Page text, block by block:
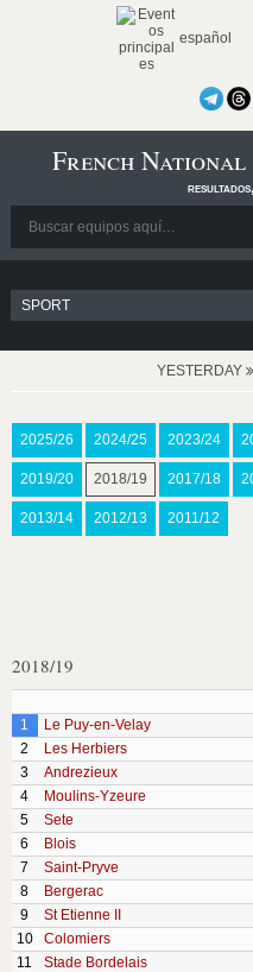
español
French National
YESTERDAY
2025/26 2024/25 2023/24
2019/20 2018/19 2017/18
2013/14 2012/13 2011/12
2018/19
1
Le Puy-en-Velay
2
Les Herbiers
3
Andrezieux
4
Moulins-Yzeure
5
Sete
6
Blois
7
Saint-Pryve
8
Bergerac
9
St Etienne II
10
Colomiers
11
Stade Bordelais